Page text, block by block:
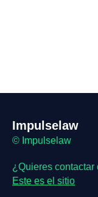
Impulselaw
© Impulselaw
¿Quieres contactar
Este es el sitio